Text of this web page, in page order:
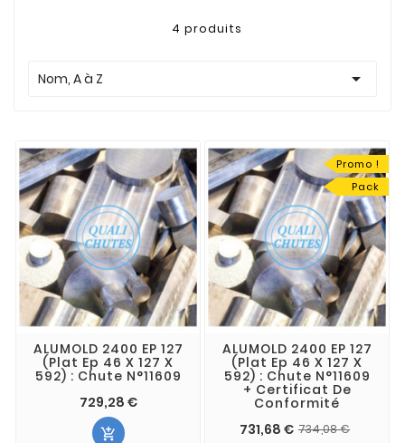
4 produits
Nom, A à Z 
ALUMOLD 2400 EP 127
(Plat Ep 46 X 127 X
592) : Chute N°11609
729,28 €

Promo !
Pack
ALUMOLD 2400 EP 127
(Plat Ep 46 X 127 X
592) : Chute N°11609
+ Certificat De
Conformité
731,68 € 734,08 €